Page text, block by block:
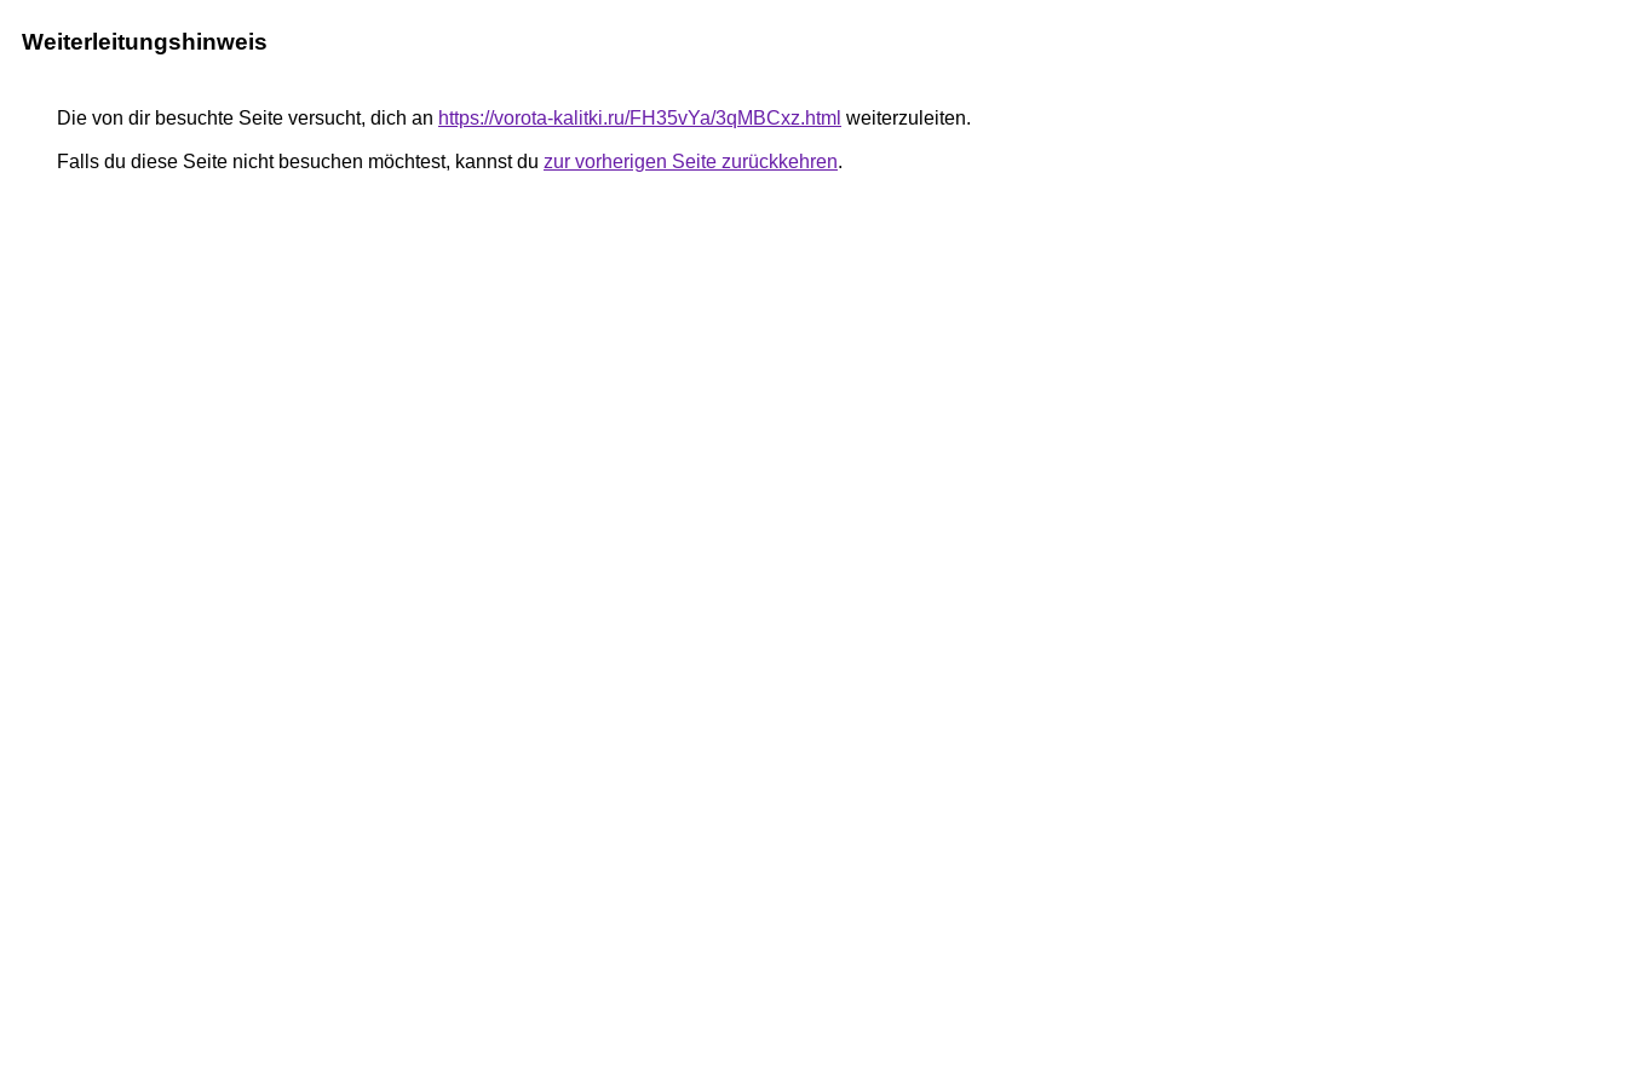
Weiterleitungshinweis
Die von dir besuchte Seite versucht, dich an https://vorota-kalitki.ru/FH35vYa/3qMBCxz.html weiterzuleiten.
Falls du diese Seite nicht besuchen möchtest, kannst du zur vorherigen Seite zurückkehren.